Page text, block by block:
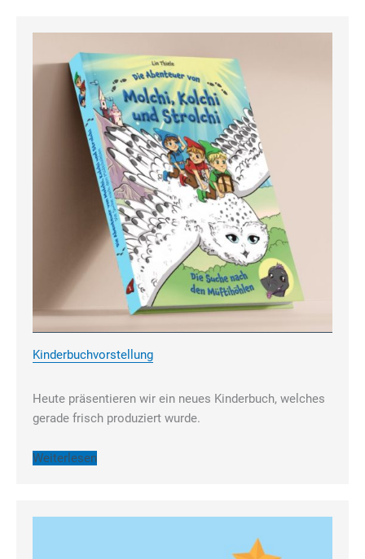
Kinderbuchvorstellung
Heute präsentieren wir ein neues Kinderbuch, welches
gerade frisch produziert wurde.
Weiterlesen